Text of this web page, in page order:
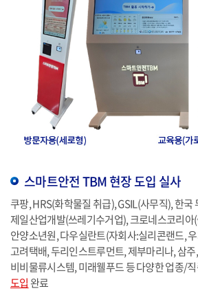
스마트안전 TBM 현장 도입 실사
쿠팡, HRS(화학물질 취급), GSIL(사무직), 한국
제일산업개발(쓰레기수거업), 크로네스코리아
안양소년원, 다우실란트(자회사:실리콘랜드,
고려택배, 두리인스트루먼트, 제부마리나, 삼
비비물류시스템, 미래웰푸드 등 다양한 업종/
도입완료